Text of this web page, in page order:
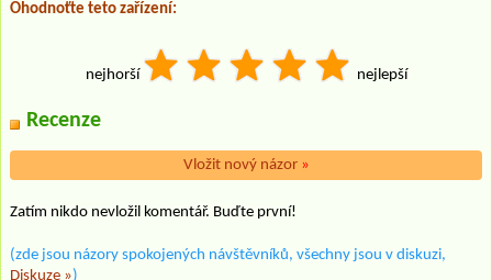
Ohodnoťte teto zařízení:
nejhorší nejlepší
Recenze
Vložit nový názor »
Zatím nikdo nevložil komentář. Buďte první!
(zde jsou názory spokojených návštěvníků, všechny jsou v diskuzi,
Diskuze »)